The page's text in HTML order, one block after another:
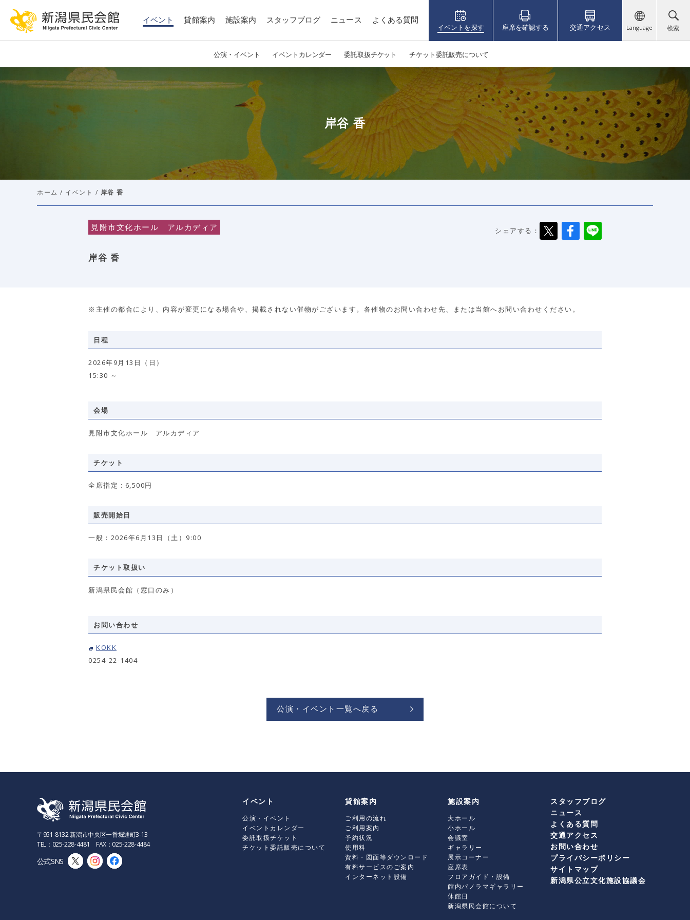
イベント
公演・イベント イベントカレンダー 委託取扱チケット チケット委託販売について
貸館案内 施設案内 スタッフブログ ニュース よくある質問
イベントを探す 座席を確認する 交通アクセス Language 検索
岸谷 香
ホーム / イベント / 岸谷 香
見附市文化ホール アルカディア
岸谷 香
シェアする：
※主催の都合により、内容が変更になる場合や、掲載されない催物がございます。各催物のお問い合わせ先、または当館へお問い合わせください。
日程
2026年9月13日（日）
15:30 ～
会場
見附市文化ホール アルカディア
チケット
全席指定 : 6,500円
販売開始日
一般：2026年6月13日（土）9:00
チケット取扱い
新潟県民会館（窓口のみ）
お問い合わせ
KOKK
0254-22-1404
公演・イベント一覧へ戻る
イベント
公演・イベント
イベントカレンダー
委託取扱チケット
チケット委託販売について
貸館案内
ご利用の流れ
ご利用案内
予約状況
使用料
資料・図面等ダウンロード
有料サービスのご案内
インターネット設備
施設案内
大ホール
小ホール
会議室
ギャラリー
展示コーナー
座席表
フロアガイド・設備
館内パノラマギャラリー
休館日
新潟県民会館について
スタッフブログ
ニュース
よくある質問
交通アクセス
お問い合わせ
プライバシーポリシー
サイトマップ
新潟県公立文化施設協議会
〒951-8132 新潟市中央区一番堀通町3-13
TEL：025-228-4481 FAX：025-228-4484
公式SNS